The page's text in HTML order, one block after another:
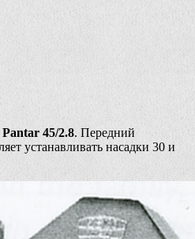
45/2.8. Передний
устанавливать насадки 30 и